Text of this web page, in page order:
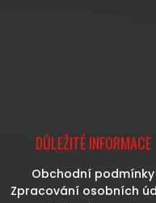
DŮLEŽITÉ INFORMACE
Obchodní podmínky
Zpracování osobních